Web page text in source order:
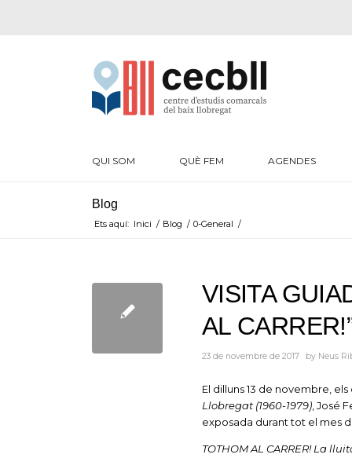
QUI SOM QUÈ FEM AGENDES
Blog
Ets aquí: Inici / Blog / 0-General /
VISITA
AL
23 de novembre de 2017 by Neus
El dilluns 13 de novembre,
Llobregat (1960-1979) , José
exposada durant tot el mes
TOTHOM AL CARRER! La